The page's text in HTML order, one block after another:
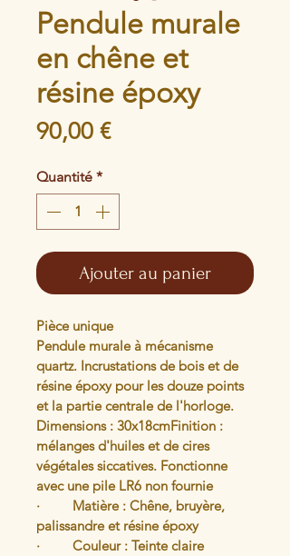
Pendule murale
en chêne et
résine époxy
90,00 €Prix
Quantité *
Ajouter au panier
Pièce unique
Pendule murale à mécanisme
quartz. Incrustations de bois et de
résine époxy pour les douze points
et la partie centrale de l'horloge.
Dimensions : 30x18cmFinition :
mélanges d'huiles et de cires
végétales siccatives. Fonctionne
avec une pile LR6 non fournie
·         Matière : Chêne, bruyère,
palissandre et résine époxy
·         Couleur : Teinte claire